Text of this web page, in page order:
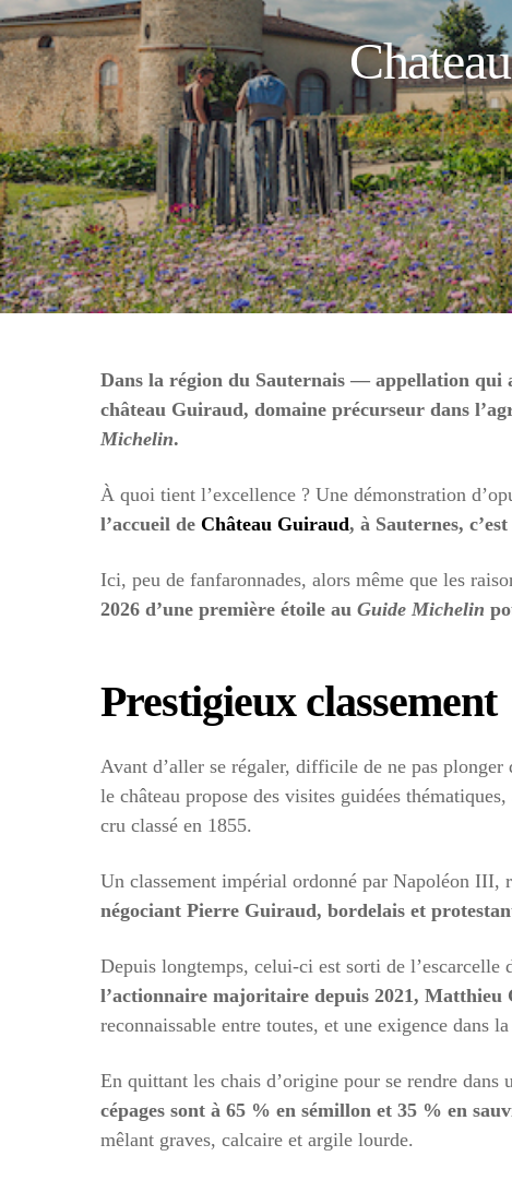
Dans la région du Sauternais — appellation qui
château Guiraud, domaine précurseur dans
Michelin.
À quoi tient l’excellence ? Une démonstration
l’accueil de Château Guiraud, à Sauternes,
Ici, peu de fanfaronnades, alors même que les
2026 d’une première étoile au Guide Michelin
Prestigieux classement
Avant d’aller se régaler, difficile de ne pas plonger
le château propose des visites guidées
cru classé en 1855.
Un classement impérial ordonné par Napoléon III,
négociant Pierre Guiraud, bordelais et
Depuis longtemps, celui-ci est sorti de l’escarcelle
l’actionnaire majoritaire depuis 2021, Matthieu
reconnaissable entre toutes, et une exigence dans
En quittant les chais d’origine pour se rendre
cépages sont à 65 % en sémillon et 35 % en
mêlant graves, calcaire et argile lourde.